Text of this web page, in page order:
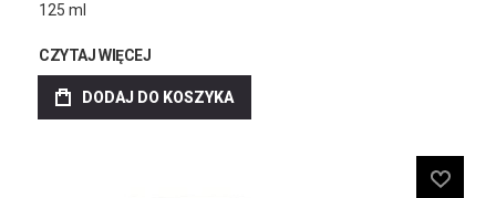
125 ml
CZYTAJ WIĘCEJ
DODAJ DO KOSZYKA